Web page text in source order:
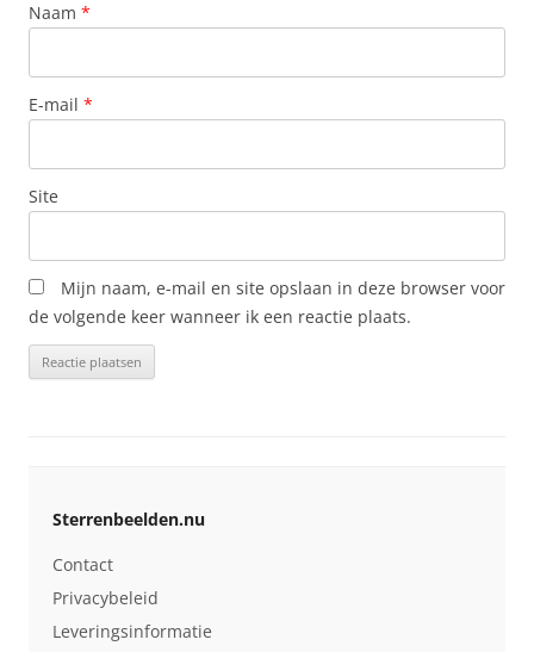
Naam *
E-mail *
Site
Mijn naam, e-mail en site opslaan in deze browser voor
de volgende keer wanneer ik een reactie plaats.
Sterrenbeelden.nu
Contact
Privacybeleid
Leveringsinformatie